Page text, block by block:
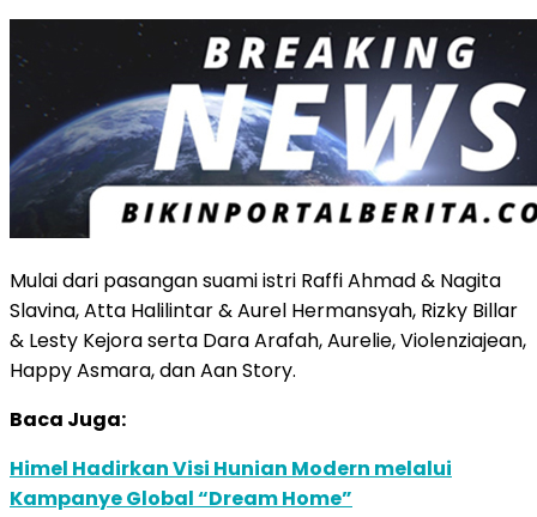
Mulai dari pasangan suami istri Raffi Ahmad & Nagita
Slavina, Atta Halilintar & Aurel Hermansyah, Rizky Billar
& Lesty Kejora serta Dara Arafah, Aurelie, Violenziajean,
Happy Asmara, dan Aan Story.
Baca Juga:
Himel Hadirkan Visi Hunian Modern melalui
Kampanye Global “Dream Home”